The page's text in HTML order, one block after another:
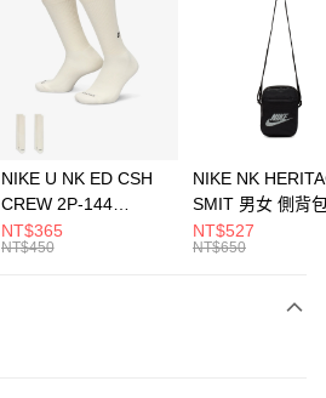
21家銀行
第一商業銀行
彰化商業銀行
NIKE U NK ED CSH
CREW 2P-144
EMBRDY 男女 短統襪
FZ3073133
NT$365
NT$450
NIKE NK
SMIT 男女 側背
BA5871010
NT$527
NT$650